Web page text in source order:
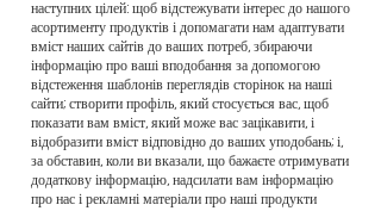
наступних цілей: щоб відстежувати інтерес до нашого
асортименту продуктів і допомагати нам адаптувати
вміст наших сайтів до ваших потреб, збираючи
інформацію про ваші вподобання за допомогою
відстеження шаблонів переглядів сторінок на наші
сайти; створити профіль, який стосується вас, щоб
показати вам вміст, який може вас зацікавити, і
відобразити вміст відповідно до ваших уподобань; і,
за обставин, коли ви вказали, що бажаєте отримувати
додаткову інформацію, надсилати вам інформацію
про нас і рекламні матеріали про наші продукти